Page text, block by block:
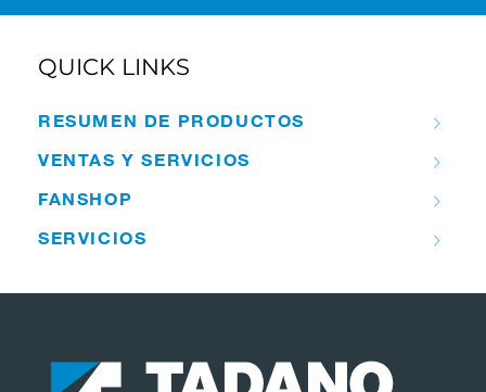
QUICK LINKS
RESUMEN DE PRODUCTOS
VENTAS Y SERVICIOS
FANSHOP
SERVICIOS